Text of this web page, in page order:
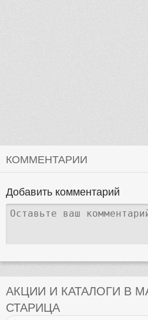
КОММЕНТАРИИ
Добавить комментарий
АКЦИИ И КАТАЛОГИ В
СТАРИЦА